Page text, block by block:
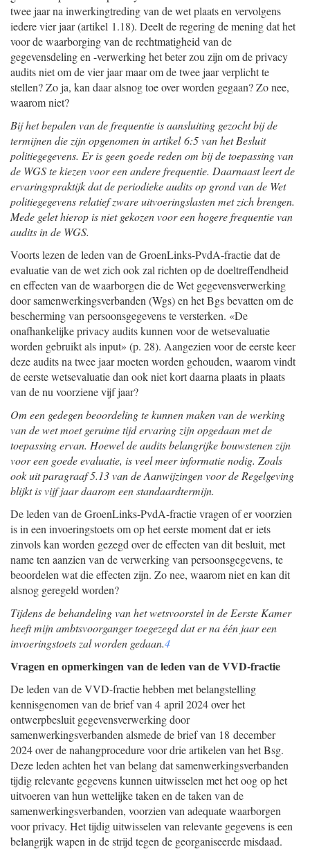
twee jaar na inwerkingtreding van de wet plaats en vervolgens
iedere vier jaar (artikel 1.18). Deelt de regering de mening dat het
voor de waarborging van de rechtmatigheid van de
gegevensdeling en -verwerking het beter zou zijn om de privacy
audits niet om de vier jaar maar om de twee jaar verplicht te
stellen? Zo ja, kan daar alsnog toe over worden gegaan? Zo nee,
waarom niet?
Bij het bepalen van de frequentie is aansluiting gezocht bij de
termijnen die zijn opgenomen in artikel 6:5 van het Besluit
politiegegevens. Er is geen goede reden om bij de toepassing van
de WGS te kiezen voor een andere frequentie. Daarnaast leert de
ervaringspraktijk dat de periodieke audits op grond van de Wet
politiegegevens relatief zware uitvoeringslasten met zich brengen.
Mede gelet hierop is niet gekozen voor een hogere frequentie van
audits in de WGS.
Voorts lezen de leden van de GroenLinks-PvdA-fractie dat de
evaluatie van de wet zich ook zal richten op de doeltreffendheid
en effecten van de waarborgen die de Wet gegevensverwerking
door samenwerkingsverbanden (Wgs) en het Bgs bevatten om de
bescherming van persoonsgegevens te versterken. «De
onafhankelijke privacy audits kunnen voor de wetsevaluatie
worden gebruikt als input» (p. 28). Aangezien voor de eerste keer
deze audits na twee jaar moeten worden gehouden, waarom vindt
de eerste wetsevaluatie dan ook niet kort daarna plaats in plaats
van de nu voorziene vijf jaar?
Om een gedegen beoordeling te kunnen maken van de werking
van de wet moet geruime tijd ervaring zijn opgedaan met de
toepassing ervan. Hoewel de audits belangrijke bouwstenen zijn
voor een goede evaluatie, is veel meer informatie nodig. Zoals
ook uit paragraaf 5.13 van de Aanwijzingen voor de Regelgeving
blijkt is vijf jaar daarom een standaardtermijn.
De leden van de GroenLinks-PvdA-fractie vragen of er voorzien
is in een invoeringstoets om op het eerste moment dat er iets
zinvols kan worden gezegd over de effecten van dit besluit, met
name ten aanzien van de verwerking van persoonsgegevens, te
beoordelen wat die effecten zijn. Zo nee, waarom niet en kan dit
alsnog geregeld worden?
Tijdens de behandeling van het wetsvoorstel in de Eerste Kamer
heeft mijn ambtsvoorganger toegezegd dat er na één jaar een
invoeringstoets zal worden gedaan.4
Vragen en opmerkingen van de leden van de VVD-fractie
De leden van de VVD-fractie hebben met belangstelling
kennisgenomen van de brief van 4 april 2024 over het
ontwerpbesluit gegevensverwerking door
samenwerkingsverbanden alsmede de brief van 18 december
2024 over de nahangprocedure voor drie artikelen van het Bsg.
Deze leden achten het van belang dat samenwerkingsverbanden
tijdig relevante gegevens kunnen uitwisselen met het oog op het
uitvoeren van hun wettelijke taken en de taken van de
samenwerkingsverbanden, voorzien van adequate waarborgen
voor privacy. Het tijdig uitwisselen van relevante gegevens is een
belangrijk wapen in de strijd tegen de georganiseerde misdaad.